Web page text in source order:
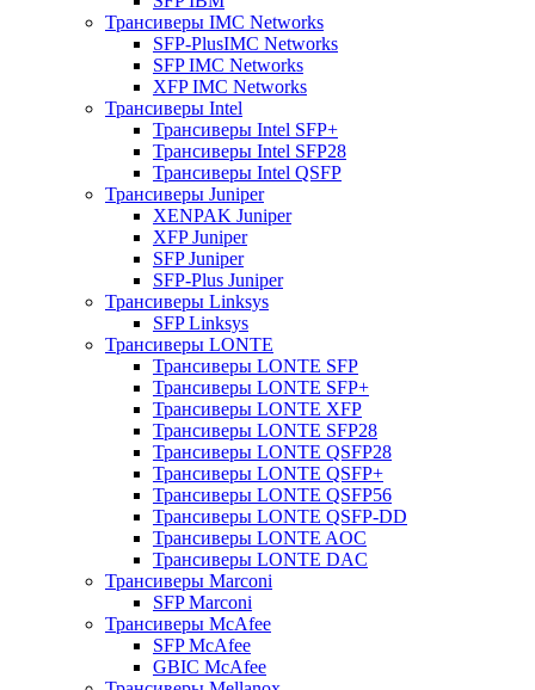
Трансиверы IMC Networks
SFP-PlusIMC Networks
SFP IMC Networks
XFP IMC Networks
Трансиверы Intel
Трансиверы Intel SFP+
Трансиверы Intel SFP28
Трансиверы Intel QSFP
Трансиверы Juniper
XENPAK Juniper
XFP Juniper
SFP Juniper
SFP-Plus Juniper
Трансиверы Linksys
SFP Linksys
Трансиверы LONTE
Трансиверы LONTE SFP
Трансиверы LONTE SFP+
Трансиверы LONTE XFP
Трансиверы LONTE SFP28
Трансиверы LONTE QSFP28
Трансиверы LONTE QSFP+
Трансиверы LONTE QSFP56
Трансиверы LONTE QSFP-DD
Трансиверы LONTE AOC
Трансиверы LONTE DAC
Трансиверы Marconi
SFP Marconi
Трансиверы McAfee
SFP McAfee
GBIC McAfee